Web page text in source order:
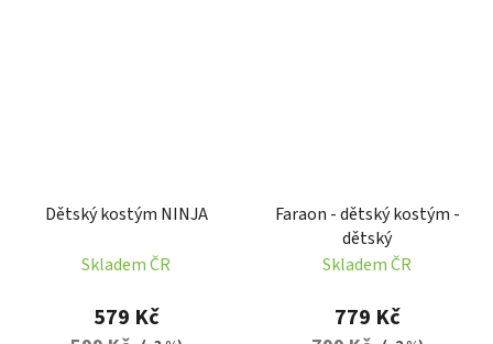
Dětský kostým NINJA
Skladem ČR
579 Kč
Faraon - dětský kostým -
dětský
Skladem ČR
779 Kč